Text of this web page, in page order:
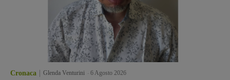
Cronaca Glenda Venturini 6 Agosto 2026